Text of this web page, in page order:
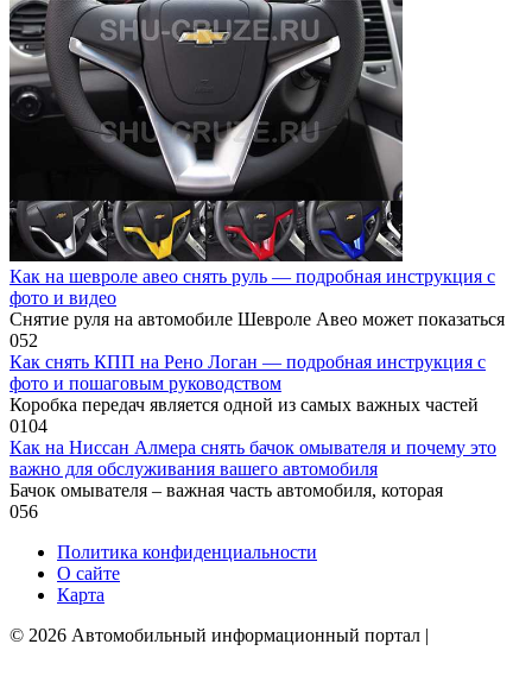
Как на шевроле авео снять руль — подробная инструкция с
фото и видео
Снятие руля на автомобиле Шевроле Авео может показаться
052
Как снять КПП на Рено Логан — подробная инструкция с
фото и пошаговым руководством
Коробка передач является одной из самых важных частей
0104
Как на Ниссан Алмера снять бачок омывателя и почему это
важно для обслуживания вашего автомобиля
Бачок омывателя – важная часть автомобиля, которая
056
Политика конфиденциальности
О сайте
Карта
© 2026 Автомобильный информационный портал |